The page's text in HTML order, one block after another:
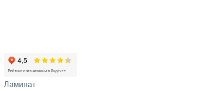
Ламинат